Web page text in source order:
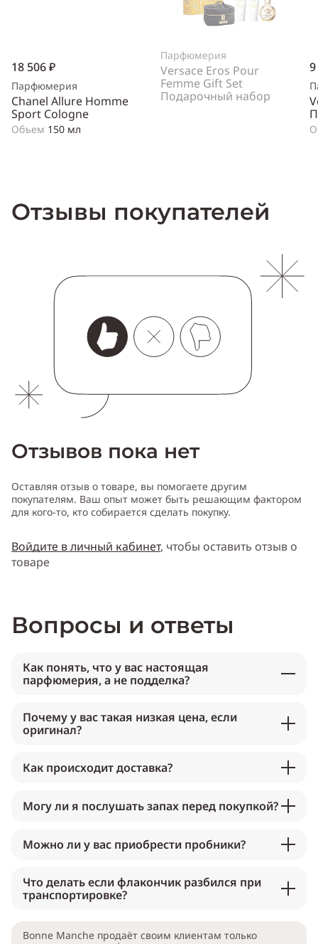
18 506 ₽
Парфюмерия
Chanel Allure Homme
Sport Cologne
Объем 150 мл
Парфюмерия
Versace Eros Pour
Femme Gift Set
Подарочный набор
Отзывы покупателей
Отзывов пока нет
Оставляя отзыв о товаре, вы помогаете другим
покупателям. Ваш опыт может быть решающим фактором
для кого-то, кто собирается сделать покупку.
Войдите в личный кабинет, чтобы оставить отзыв о
товаре
Вопросы и ответы
Как понять, что у вас настоящая
парфюмерия, а не подделка?
Почему у вас такая низкая цена, если
оригинал?
Как происходит доставка?
Могу ли я послушать запах перед покупкой?
Можно ли у вас приобрести пробники?
Что делать если флакончик разбился при
транспортировке?
Bonne Manche продаёт своим клиентам только